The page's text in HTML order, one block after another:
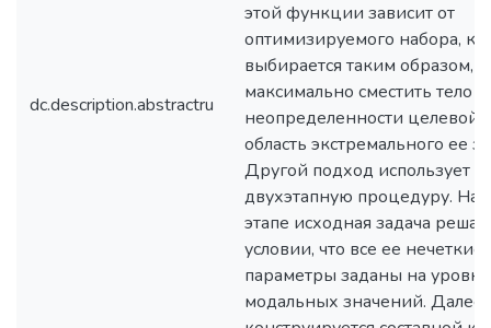
dc.description.abstractru
этой функции зависит от
оптимизируемого набора,
выбирается таким образом,
максимально сместить тело
неопределенности целевой
область экстремального ее
Другой подход использует
двухэтапную процедуру. На
этапе исходная задача
условии, что все ее нечеткие
параметры заданы на уровне
модальных значений. Далее